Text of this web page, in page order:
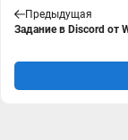
Предыдущая
Задание в Discord от